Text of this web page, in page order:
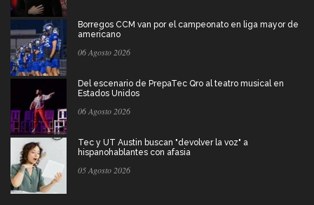
Borregos CCM van por el campeonato en liga mayor de
americano
06 Agosto 2026
Del escenario de PrepaTec Qro al teatro musical en
Estados Unidos
06 Agosto 2026
Tec y UT Austin buscan "devolver la voz" a
hispanohablantes con afasia
05 Agosto 2026